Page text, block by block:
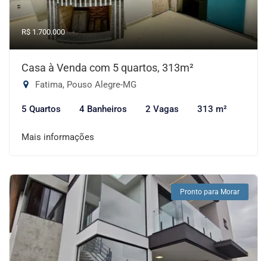
R$ 1.700.000
Casa à Venda com 5 quartos, 313m²
Fatima, Pouso Alegre-MG
5 Quartos 4 Banheiros 2 Vagas 313 m²
Mais informações
Pronto para Morar